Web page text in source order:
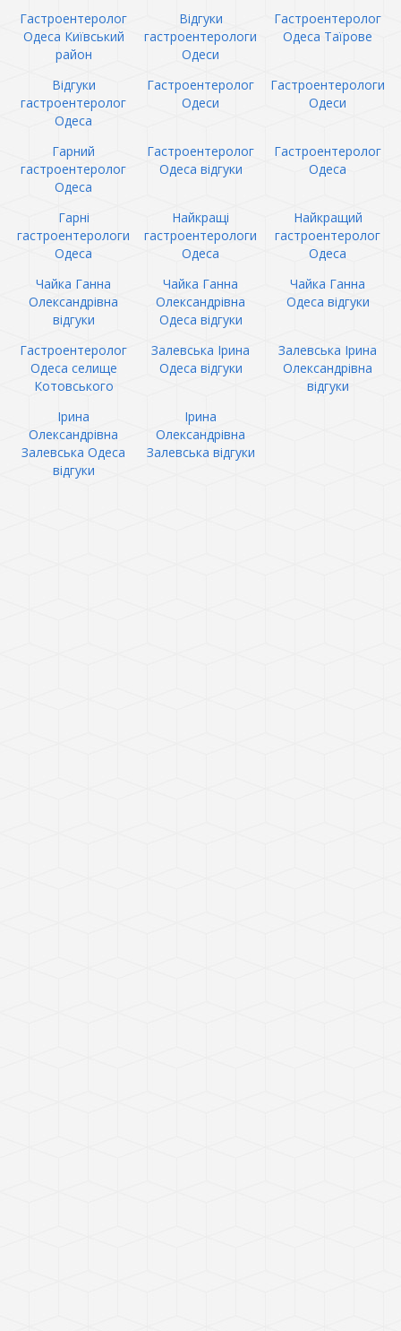
Гастроентеролог
Одеса Київський
район
Відгуки
гастроентерологи
Одеси
Гастроентеролог
Одеса Таїрове
Відгуки
гастроентеролог
Одеса
Гастроентеролог
Одеси
Гастроентерологи
Одеси
Гарний
гастроентеролог
Одеса
Гастроентеролог
Одеса відгуки
Гастроентеролог
Одеса
Гарні
гастроентерологи
Одеса
Найкращі
гастроентерологи
Одеса
Найкращий
гастроентеролог
Одеса
Чайка Ганна
Олександрівна
відгуки
Чайка Ганна
Олександрівна
Одеса відгуки
Чайка Ганна
Одеса відгуки
Гастроентеролог
Одеса селище
Котовського
Залевська Ірина
Одеса відгуки
Залевська Ірина
Олександрівна
відгуки
Ірина
Олександрівна
Залевська Одеса
відгуки
Ірина
Олександрівна
Залевська відгуки